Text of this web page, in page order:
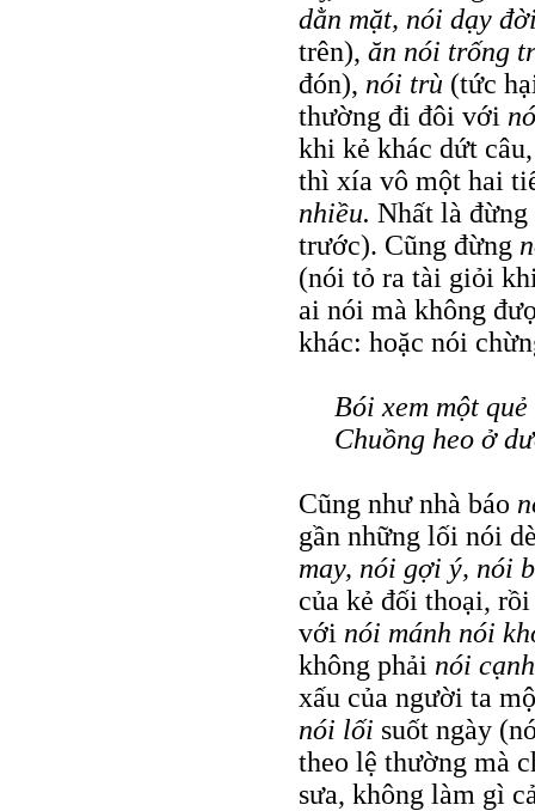
dằn mặt, nói dạy
trên), ăn nói trống
đón), nói trù (tức
thường đi đôi với
khi kẻ khác dứt
thì xía vô một hai
nhiều. Nhất là đừng
trước). Cũng đừng
(nói tỏ ra tài giỏi
ai nói mà không
khác: hoặc nói
Bói xem một
Chuồng heo ở
Cũng như nhà báo
gần những lối nói
may, nói gợi ý, nói
của kẻ đối thoại,
với nói mánh nói
không phải nói
xấu của người ta
nói lối suốt ngày
theo lệ thường mà
sưa, không làm gì